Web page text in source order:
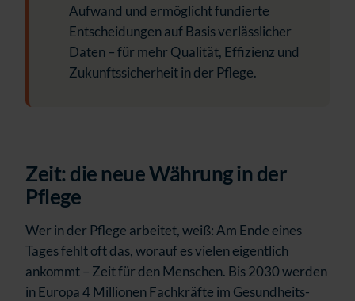
Aufwand und ermöglicht fundierte
Entscheidungen auf Basis verlässlicher
Daten – für mehr Qualität, Effizienz und
Zukunftssicherheit in der Pflege.
Zeit: die neue Währung in der
Pflege
Wer in der Pflege arbeitet, weiß: Am Ende eines
Tages fehlt oft das, worauf es vielen eigentlich
ankommt – Zeit für den Menschen. Bis 2030 werden
in Europa 4 Millionen Fachkräfte im Gesundheits-